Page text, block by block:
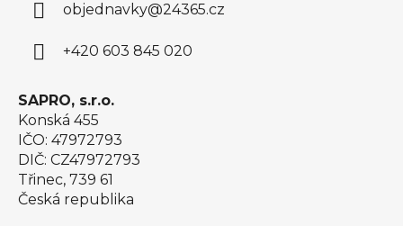
objednavky@24365.cz
+420 603 845 020
SAPRO, s.r.o.
Konská 455
IČO: 47972793
DIČ: CZ47972793
Třinec, 739 61
Česká republika